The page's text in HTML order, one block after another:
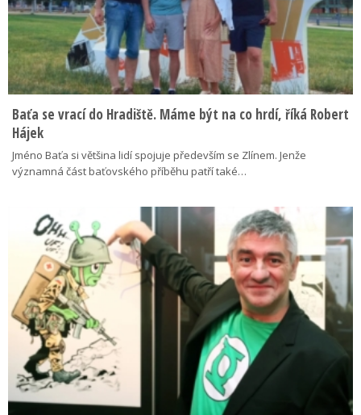
Baťa se vrací do Hradiště. Máme být na co hrdí, říká Robert
Hájek
Jméno Baťa si většina lidí spojuje především se Zlínem. Jenže
významná část baťovského příběhu patří také…